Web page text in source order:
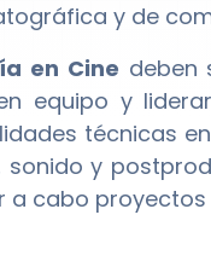
y de
en Cine deben
equipo y
técnicas
y
a cabo